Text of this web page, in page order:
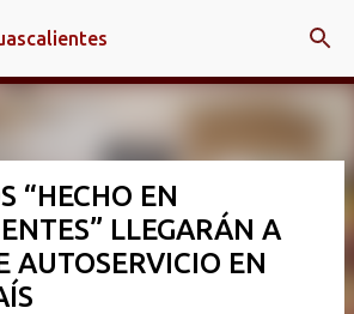
contenido principal
“HECHO EN
LLEGARÁN A
AUTOSERVICIO EN